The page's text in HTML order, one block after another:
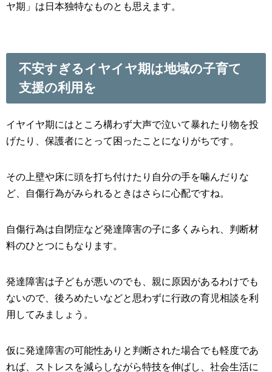
ヤ期」は日本独特なものとも思えます。
不安すぎるイヤイヤ期は地域の子育て
支援の利用を
イヤイヤ期にはところ構わず大声で泣いて暴れたり物を投
げたり、保護者にとって困ったことになりがちです。
その上壁や床に頭を打ち付けたり自分の手を噛んだりな
ど、自傷行為がみられるときはさらに心配ですね。
自傷行為は自閉症など発達障害の子に多くみられ、判断材
料のひとつにもなります。
発達障害は子どもが悪いのでも、親に原因があるわけでも
ないので、後ろめたいなどと思わずに行政の育児相談を利
用してみましょう。
仮に発達障害の可能性ありと判断された場合でも軽度であ
れば、ストレスを減らしながら特技を伸ばし、社会生活に